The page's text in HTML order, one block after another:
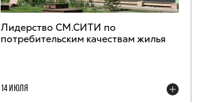
Лидерство СМ.СИТИ по
потребительским качествам жилья
14 ИЮЛЯ